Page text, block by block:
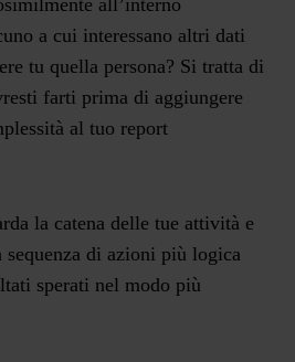
all’interno
a cui interessano altri dati
tu quella persona? Si tratta di
farti prima di aggiungere
al tuo report
la catena delle tue attività e
sequenza di azioni più logica
sperati nel modo più